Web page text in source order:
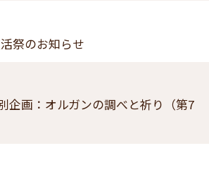
祭のお知らせ
企画：オルガンの調べと祈り（第7